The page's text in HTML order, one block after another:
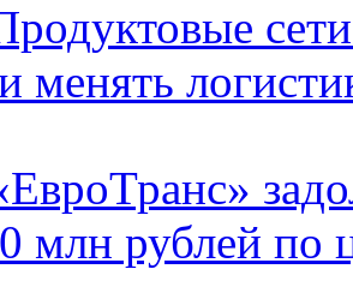
менять
млн рублей